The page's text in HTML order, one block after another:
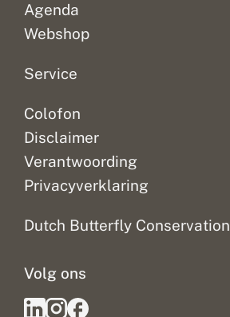
Agenda
Webshop
Service
Colofon
Disclaimer
Verantwoording
Privacyverklaring
Dutch Butterfly Conservation
Volg ons